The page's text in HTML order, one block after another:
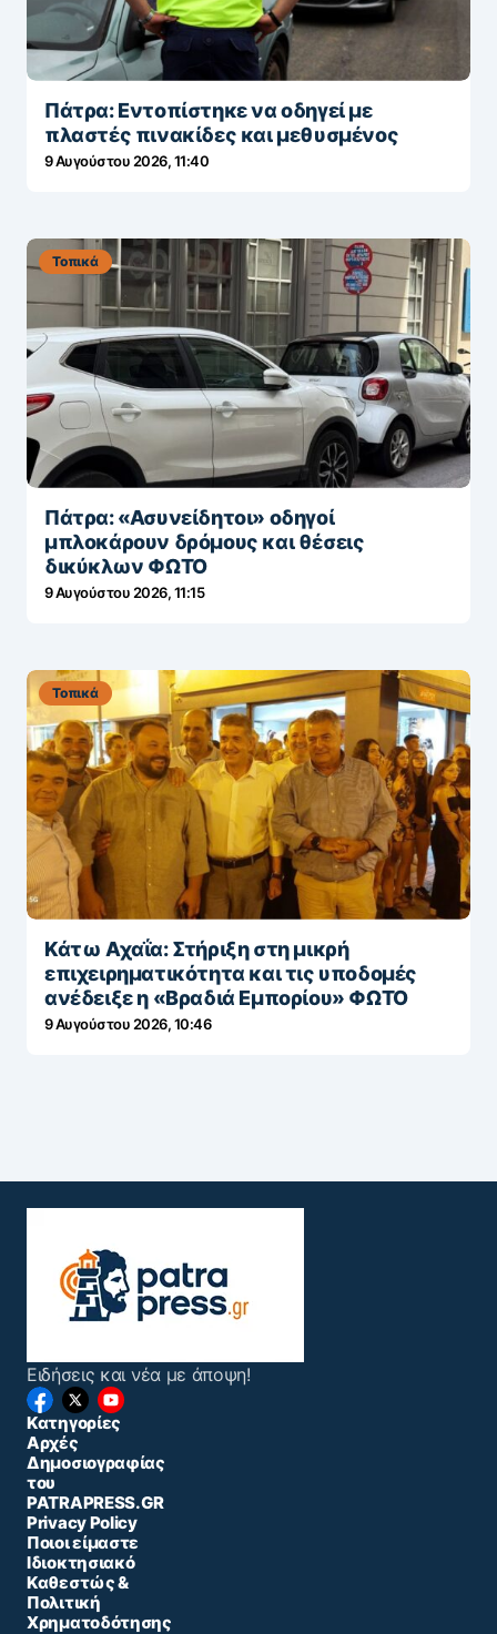
Πάτρα: Εντοπίστηκε να οδηγεί με
πλαστές πινακίδες και μεθυσμένος
9 Αυγούστου 2026, 11:40
Τοπικά
Πάτρα: «Ασυνείδητοι» οδηγοί
μπλοκάρουν δρόμους και θέσεις
δικύκλων ΦΩΤΟ
9 Αυγούστου 2026, 11:15
Τοπικά
Κάτω Αχαΐα: Στήριξη στη μικρή
επιχειρηματικότητα και τις υποδομές
ανέδειξε η «Βραδιά Εμπορίου» ΦΩΤΟ
9 Αυγούστου 2026, 10:46
Ειδήσεις και νέα με άποψη!
Κατηγορίες
Αρχές
Δημοσιογραφίας
του
PATRAPRESS.GR
Privacy Policy
Ποιοι είμαστε
Ιδιοκτησιακό
Καθεστώς &
Πολιτική
Χρηματοδότησης